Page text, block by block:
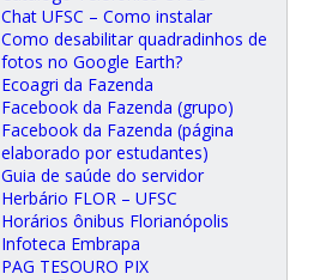
Chat UFSC – Como instalar
Como desabilitar quadradinhos de
fotos no Google Earth?
Ecoagri da Fazenda
Facebook da Fazenda (grupo)
Facebook da Fazenda (página
elaborado por estudantes)
Guia de saúde do servidor
Herbário FLOR – UFSC
Horários ônibus Florianópolis
Infoteca Embrapa
PAG TESOURO PIX